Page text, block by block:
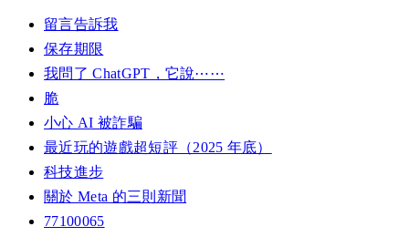
留言告訴我
保存期限
我問了 ChatGPT，它說⋯⋯
脆
小心 AI 被詐騙
最近玩的遊戲超短評（2025 年底）
科技進步
關於 Meta 的三則新聞
77100065